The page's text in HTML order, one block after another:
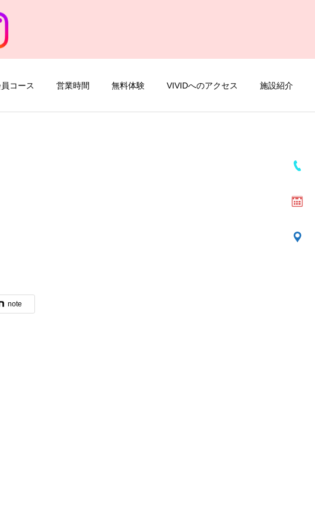
コース 営業時間 無料体験 VIVIDへのアクセス 施設紹介
note